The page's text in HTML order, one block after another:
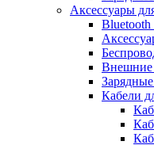
Аксессуары
Bluetooth
Внешние
Кабели